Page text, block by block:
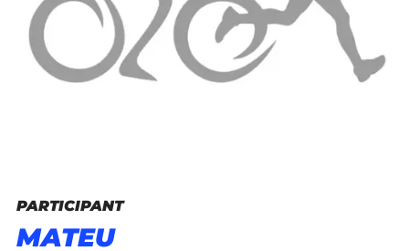
PARTICIPANT
MATEU